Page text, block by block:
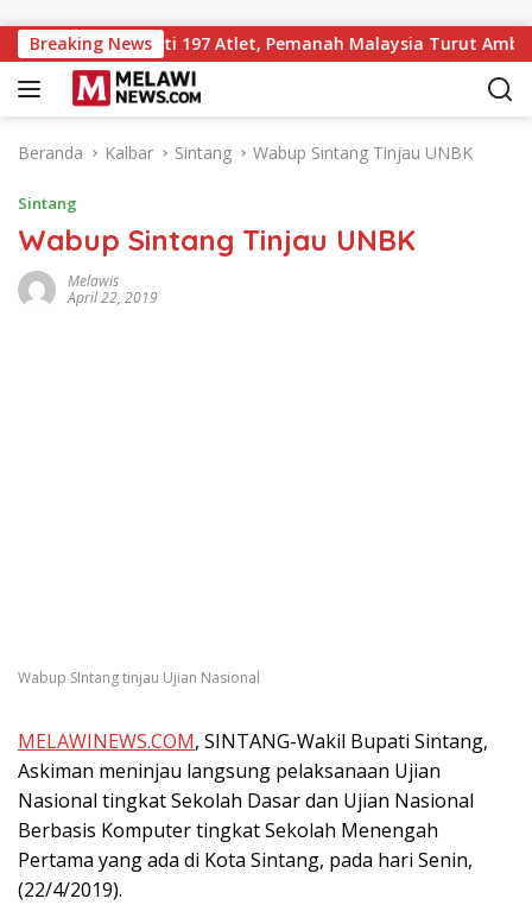
Breaking News
ke-7 Diikuti 197 Atlet, Pemanah Malaysia Turut Ambil
Beranda Kalbar Sintang Wabup Sintang Tinjau UNBK
Sintang
Wabup Sintang Tinjau UNBK
Melawis
April 22, 2019
Wabup SIntang tinjau Ujian Nasional
MELAWINEWS.COM, SINTANG-Wakil Bupati Sintang,
Askiman meninjau langsung pelaksanaan Ujian
Nasional tingkat Sekolah Dasar dan Ujian Nasional
Berbasis Komputer tingkat Sekolah Menengah
Pertama yang ada di Kota Sintang, pada hari Senin,
(22/4/2019).